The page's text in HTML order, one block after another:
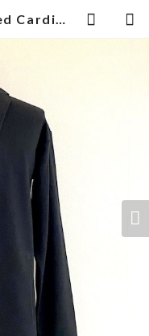
Basket Knit Tailored Cardigan Black | 武蔵小杉のセレクトショップ【ナクール】-nakool-